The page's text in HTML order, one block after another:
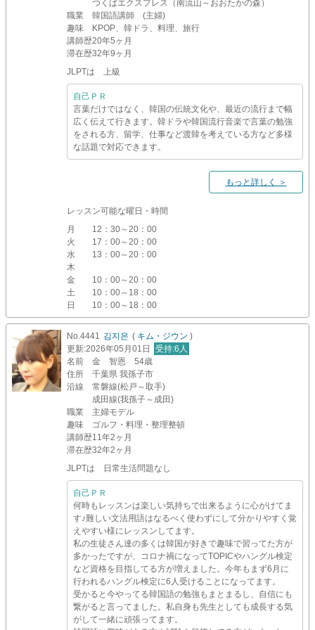
つくばエクスプレス（南流山～おおたかの森）
職業
韓国語講師 (主婦)
趣味
KPOP、韓ドラ、料理、旅行
講師歴20年5ヶ月
滞在歴32年9ヶ月
JLPTは 上級
自己ＰＲ
言葉だけではなく、韓国の伝統文化や、最近の流行まで幅
広く伝えて行きます。韓ドラや韓国流行音楽で言葉の勉強
をされる方、留学、仕事など渡韓を考えている方など多様
な話題で対応できます。
もっと詳しく ＞
レッスン可能な曜日・時間
月
12：30～20：00
火
17：00～20：00
水
13：00～20：00
木
金
10：00～20：00
土
10：00～18：00
日
10：00～18：00
No.4441 김지은 ( キム・ジウン )
更新:2026年05月01日 受持:6人
名前
金 智恩 54歳
住所
千葉県 我孫子市
沿線
常磐線(松戸～取手)
成田線(我孫子～成田)
職業
主婦モデル
趣味
ゴルフ・料理・整理整頓
講師歴11年2ヶ月
滞在歴32年2ヶ月
JLPTは 日常生活問題なし
自己ＰＲ
何時もレッスンは楽しい気持ちで出来るように心がけてま
す♪難しい文法用語はなるべく使わずにして分かりやすく覚
えやすい様にレッスンしてます。
私の生徒さん達の多くは韓国が好きで趣味で習ってた方が
多かったですが、コロナ禍になってTOPICやハングル検定
など資格を目指してる方が増えました。今年もまず6月に
行われるハングル検定に6人受けることになってます。
受かると今やってる韓国語の勉強もまとまるし、自信にも
繋がると言ってました。私自身も先生としても成長する気
がして一緒に頑張ってます。